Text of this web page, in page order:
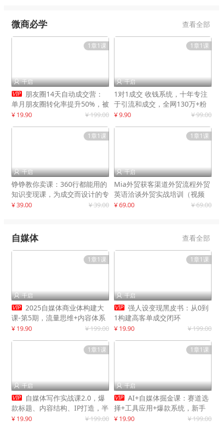
微商必学 查看全部
1章1课
 千启
 朋友圈14天自动成交营：
单月朋友圈转化率提升50%，被
动收入超3万元
¥ 19.90 ¥ 199.00
1章1课
 千启
1对1成交 收钱系统，十年专注
于引流和成交，全网130万+粉
丝
¥ 9.90 ¥ 99.00
1章1课
 千启
铮铮教你卖课：360行都能用的
知识变现课，为成交而设计的专
属课程
¥ 39.00 ¥ 39.00
1章1课
 千启
Mia外贸获客渠道外贸流程外贸
英语洽谈外贸实战培训（视频
课）价值399元
¥ 69.00 ¥ 69.00
自媒体 查看全部
1章1课
 千启
 2025自媒体商业体构建大
课-第5期，流量思维+内容体系
+变现闭环，打造个人可持续生
¥ 19.90 ¥ 199.00
1章1课
 千启
 强人设变现黑皮书：从0到
1构建高客单成交闭环
¥ 19.90 ¥ 199.00
1章1课
 千启
 自媒体写作实战课2.0，爆
款标题、内容结构、IP打造，半
年复制30万粉月入10万+
¥ 19.90 ¥ 199.00
1章1课
 千启
 AI+自媒体掘金课：赛道选
择+工具应用+爆款系统，新手
快速起步，副业月入8000+
¥ 19.90 ¥ 199.00